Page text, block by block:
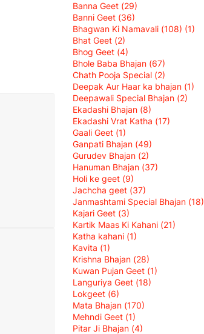
Banna Geet (29)
Banni Geet (36)
Bhagwan Ki Namavali (108) (1)
Bhat Geet (2)
Bhog Geet (4)
Bhole Baba Bhajan (67)
Chath Pooja Special (2)
Deepak Aur Haar ka bhajan (1)
Deepawali Special Bhajan (2)
Ekadashi Bhajan (8)
Ekadashi Vrat Katha (17)
Gaali Geet (1)
Ganpati Bhajan (49)
Gurudev Bhajan (2)
Hanuman Bhajan (37)
Holi ke geet (9)
Jachcha geet (37)
Janmashtami Special Bhajan (18)
Kajari Geet (3)
Kartik Maas Ki Kahani (21)
Katha kahani (1)
Kavita (1)
Krishna Bhajan (28)
Kuwan Pujan Geet (1)
Languriya Geet (18)
Lokgeet (6)
Mata Bhajan (170)
Mehndi Geet (1)
Pitar Ji Bhajan (4)